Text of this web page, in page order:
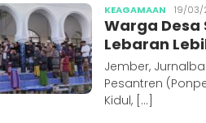
KEAGAMAAN Publisher
19/
Warga Desa
Lebaran
Jember,
Pesantren
Kidul, […]